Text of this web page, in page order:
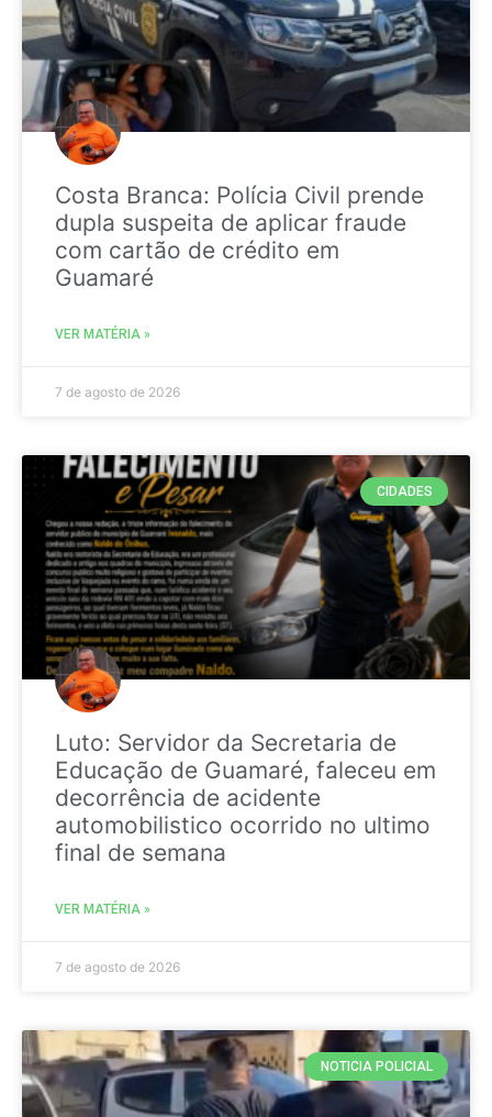
Costa Branca: Polícia Civil prende
dupla suspeita de aplicar fraude
com cartão de crédito em
Guamaré
VER MATÉRIA »
7 de agosto de 2026
CIDADES
Luto: Servidor da Secretaria de
Educação de Guamaré, faleceu em
decorrência de acidente
automobilistico ocorrido no ultimo
final de semana
VER MATÉRIA »
7 de agosto de 2026
NOTICIA POLICIAL